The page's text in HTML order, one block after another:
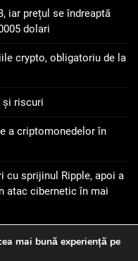
de ore
și arhitectura
nouă viziune asupra
FC Barcelona
implicarea
în domeniul
tehnologia
pentru a asigura
iar prețul se îndreaptă
dolari
crypto, obligatoriu de la
și riscuri
a criptomonedelor în
cu sprijinul Ripple, apoi a
atac cibernetic în mai
mai bună experiență pe